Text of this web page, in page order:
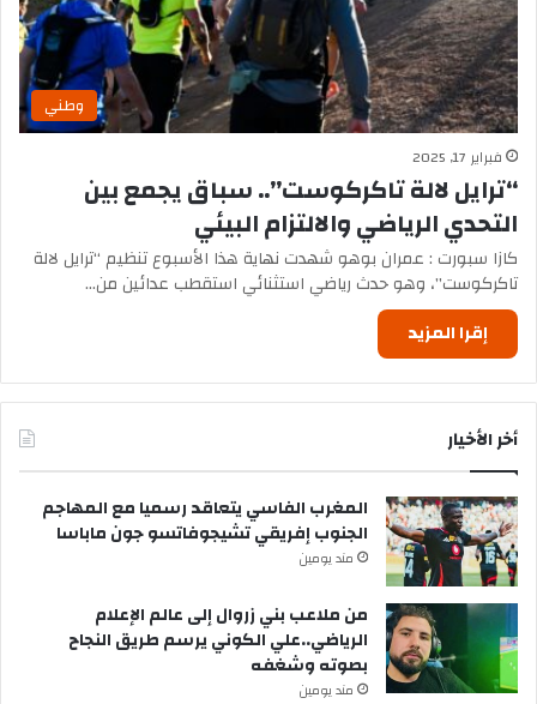
وطني
فبراير 17, 2025
“ترايل لالة تاكركوست”.. سباق يجمع بين
التحدي الرياضي والالتزام البيئي
كازا سبورت : عمران بوهو شهدت نهاية هذا الأسبوع تنظيم “ترايل لالة
تاكركوست”، وهو حدث رياضي استثنائي استقطب عدائين من…
إقرا المزيد
أخر الأخيار
المغرب الفاسي يتعاقد رسميا مع المهاجم
الجنوب إفريقي تشيجوفاتسو جون ماباسا
مند يومين
من ملاعب بني زروال إلى عالم الإعلام
الرياضي..علي الكوني يرسم طريق النجاح
بصوته وشغفه
مند يومين